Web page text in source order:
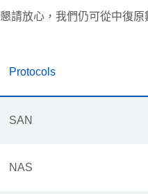
請放心，我們仍可從中復原
Protocols
SAN
NAS